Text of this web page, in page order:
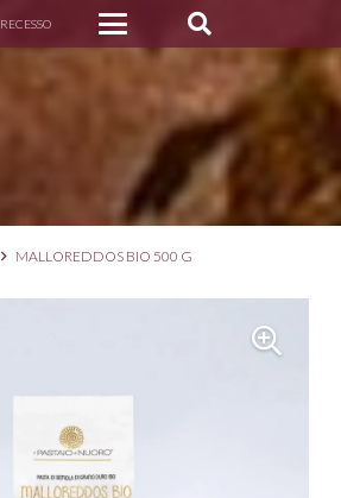
RECESSO
MALLOREDDOS BIO 500 G